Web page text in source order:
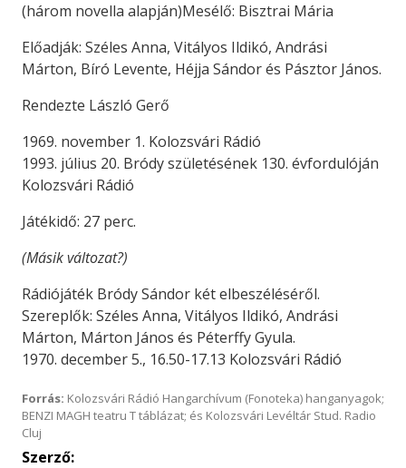
(három novella alapján)Mesélő: Bisztrai Mária
Előadják: Széles Anna, Vitályos Ildikó, Andrási
Márton, Bíró Levente, Héjja Sándor és Pásztor János.
Rendezte László Gerő
1969. november 1. Kolozsvári Rádió
1993. július 20. Bródy születésének 130. évfordulóján
Kolozsvári Rádió
Játékidő: 27 perc.
(Másik változat?)
Rádiójáték Bródy Sándor két elbeszélé­séről.
Szereplők: Széles Anna, Vitályos Ildikó, Andrási
Márton, Márton János és Péterffy Gyula.
1970. december 5., 16.50-17.13 Kolozsvári Rádió
Forrás: Kolozsvári Rádió Hangarchívum (Fonoteka) hanganyagok;
BENZI MAGH teatru T táblázat; és Kolozsvári Levéltár Stud. Radio
Cluj
Szerző: